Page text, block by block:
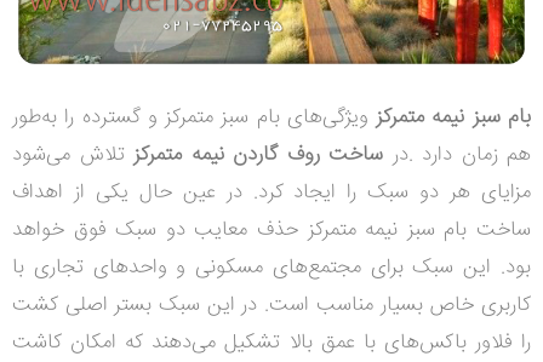
بام سبز نیمه متمرکزویژگی‌های بام سبز متمرکز و گسترده را به‌طور
هم‌ زمان دارد .در ساخت روف گاردن نیمه متمرکزتلاش می‌شود
مزایای هر دو سبک را ایجاد کرد. در عین حال یکی از اهداف
ساخت بام سبز نیمه متمرکز حذف معایب دو سبک فوق خواهد
بود. این سبک برای مجتمع‌های مسکونی و واحدهای تجاری با
کاربری خاص بسیار مناسب است. در این سبک بستر اصلی کشت
را فلاور باکس‌های با عمق بالا تشکیل می‌دهند که امکان کاشت